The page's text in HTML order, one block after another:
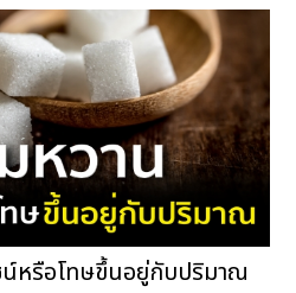
น์หรือโทษขึ้นอยู่กับปริมาณ